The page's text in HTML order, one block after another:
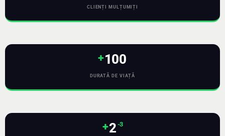
CLIENȚI MULȚUMIȚI
DURATĂ DE VIAȚĂ
+100
+2 -3